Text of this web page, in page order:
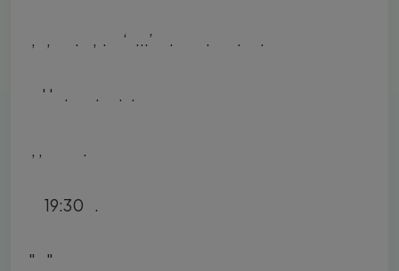
தொடக்க நிகழ்வாக, தமிழியல் பட்டப்படிப்பினை மேற்கொண்டுவரும் மாணவர்கள், கற்கையை நிறைவு செய்த மாணவர்களுக்கும் அவர்களது பெற்றோருக்கும் பூங்கொத்து வழங்கி வரவேற்றனர். தொடர்ந்து மங்கல விளக்கேற்றலும் அகவணக்கமும் நடைபெற்று, தமிழ்ச்சோலைக்கீதம் இசைக்கப்பட்டது. பின்னர் மாணவர்கள் கையில் மெழுகுவர்த்தியுடன் நிற்கப் ‘பசுமை நிறைந்த நினைவுகளே ...’ என்னும் பிரியாவிடைப் பாடல் ஒலிக்கப்பட்டு அனைவராலும் பாடப்பட்டது. அதனைத் தொடர்ந்து ஒவ்வொரு மாணவர்களும் அவர்களின் பெற்றோருடன் நிற்க கவியுரைத்து நினைவுப்பரிசு வழங்கப்பட்டு மதிப்பளிக்கப்பட்டனர். தனித்தனியாக மாணவர்களுக்காக எழுதப்பட்ட கவிதைகளைத் தொகுத்து நூலாக அவர்களுக்கு வழங்கப்பட்டிருந்தன என்பதும் சிறப்பிற்குரியதாகும். மாணவர்களும் தங்களுடைய பட்டக்கல்வியின் பட்டறிவுகளை அனைவருடனும் பகிர்ந்து கொண்டனர்.
சிறப்பு நிகழ்வாக முள்ளிவாய்க்கால் பேரழிவை நினைவூட்டும் 'ஓரங்க நாடகம்' தனி நடிப்பாக நடைபெற்றது. அரங்கில் பலரும் கண்ணீருடன் முள்ளிவாய்க்கால் நினைவுகளை சுமந்தவாறு இந்நாடகத்தைப் பார்த்துக்கொண்டிருந்ததைக் காணக்கூடியதாக இருந்தது. இந்த ஓரங்க நடிப்பை தாயகக் கலைஞரான திருமிகு வே. கெங்கேஸ்வரன் அவர்கள் நிகழ்த்தியிருந்தார்.
நிகழ்ச்சித் தொகுப்பு, கவியுரைப்பு, மாணவர்கள் பெற்றோர்களை ஒருங்கிணைத்தல் என அனைத்தையும் பொறுப்புடன் தமிழியல் இளங்கலைமாணி பட்டகர்களாகிய எமது இளந்தலைமுறையினர் மேற்கொண்டிருந்தைக் காணக்கூடியதாக இருந்தது.
நிறைவாகக் குழுப்படம் எடுக்கப்பட்டு நன்றியுரையுடன் 19:30 மணியளவில் நிகழ்வு இனிதே நிறைவுற்றது.
"நம் வாழ்வும் வளமும் தமிழ்மொழி என்போம்"